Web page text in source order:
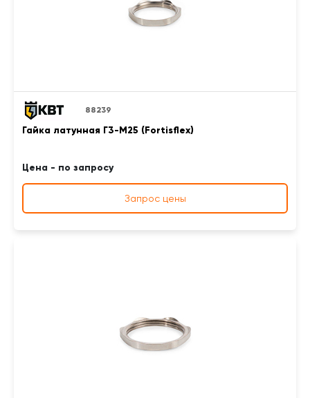
88239
Гайка латунная Г3-М25 (Fortisflex)
Цена - по запросу
Запрос цены